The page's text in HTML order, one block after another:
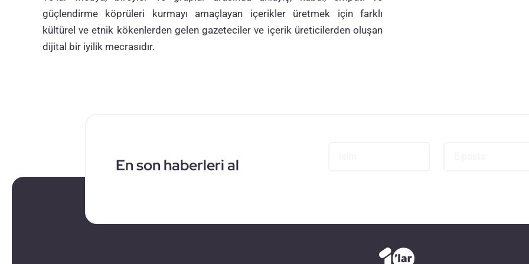
güçlendirme köprüleri kurmayı amaçlayan içerikler üretmek için farklı
kültürel ve etnik kökenlerden gelen gazeteciler ve içerik üreticilerden oluşan
dijital bir iyilik mecrasıdır.
En son haberleri al